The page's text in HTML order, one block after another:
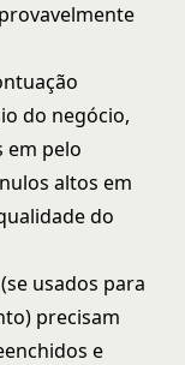
do negócio,
em pelo
altos em
do
usados para
precisam
e